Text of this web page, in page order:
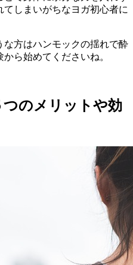
しまいがちなヨガ初心者に
方はハンモックの揺れで酔
ら始めてくださいね。
のメリットや効